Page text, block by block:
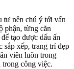
tư nên chú ý tới vấn
phận, từng căn
tạo được dấu ấn
xếp, trang trí đẹp
viên luôn trong
trong công việc.